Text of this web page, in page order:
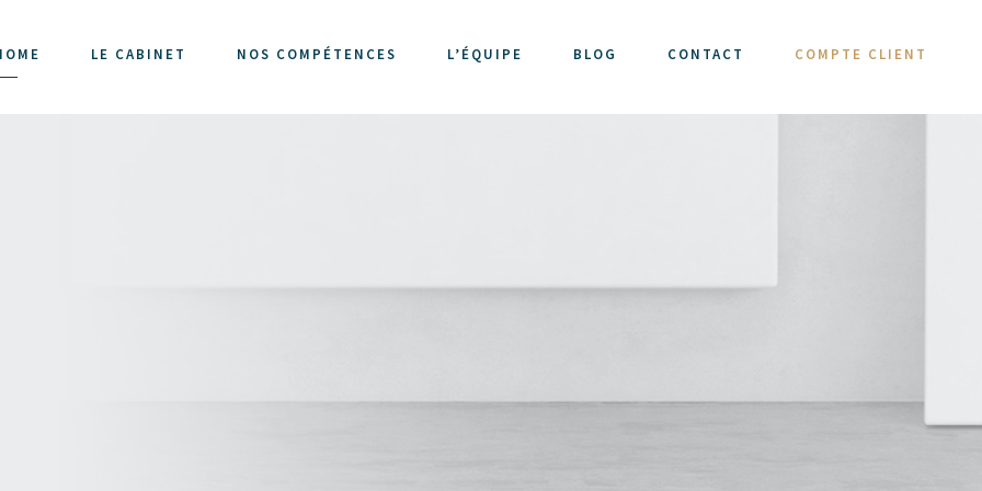
LE CABINET NOS COMPÉTENCES L’ÉQUIPE BLOG CONTACT COMPTE CLIENT